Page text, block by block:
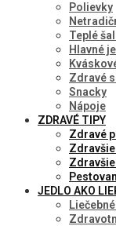
Polievky
Teplé
Hlavné
Zdravé
Snacky
Nápoje
ZDRAVÉ TIPY
Zdravé
JEDLO AKO